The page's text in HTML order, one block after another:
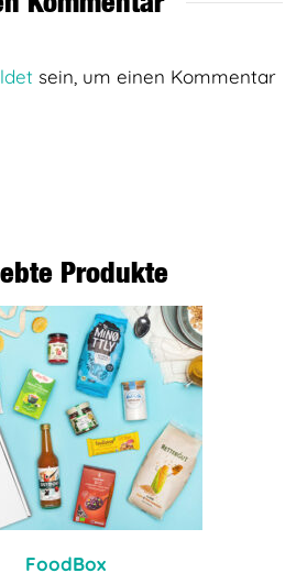
sein, um einen Kommentar
Produkte
FoodBox